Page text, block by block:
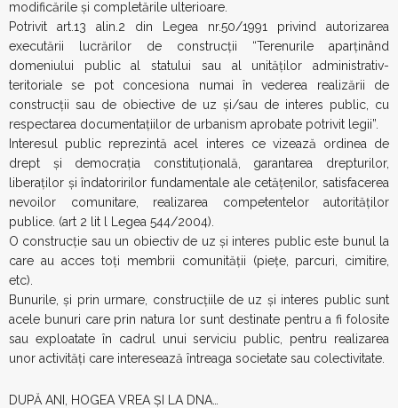
modificările şi completările ulterioare.
Potrivit art.13 alin.2 din Legea nr.50/1991 privind autorizarea
executării lucrărilor de construcţii “Terenurile aparţinând
domeniului public al statului sau al unităţilor administrativ-
teritoriale se pot concesiona numai în vederea realizării de
construcţii sau de obiective de uz şi/sau de interes public, cu
respectarea documentaţiilor de urbanism aprobate potrivit legii”.
Interesul public reprezintă acel interes ce vizează ordinea de
drept şi democraţia constituţională, garantarea drepturilor,
liberaţilor şi îndatoririlor fundamentale ale cetăţenilor, satisfacerea
nevoilor comunitare, realizarea competentelor autorităţilor
publice. (art 2 lit l Legea 544/2004).
O construcţie sau un obiectiv de uz şi interes public este bunul la
care au acces toţi membrii comunităţii (pieţe, parcuri, cimitire,
etc).
Bunurile, şi prin urmare, construcţiile de uz şi interes public sunt
acele bunuri care prin natura lor sunt destinate pentru a fi folosite
sau exploatate în cadrul unui serviciu public, pentru realizarea
unor activităţi care interesează întreaga societate sau colectivitate.
DUPĂ ANI, HOGEA VREA ŞI LA DNA…